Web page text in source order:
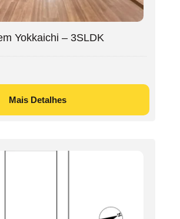
Yokkaichi – 3SLDK
Mais Detalhes